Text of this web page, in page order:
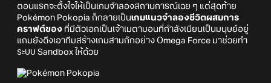
ตอนแรกจะตั้งใจให้เป็นเกมจำลองสถานการณ์เฉย ๆ แต่สุดท้าย
Pokémon Pokopia ก็กลายเป็นเกมแนวจำลองชีวิตผสมการ
คราฟต์ของ ที่มีตัวเอกเป็นเจ้าเมตามอนที่กำลังเนียนเป็นมนุษย์อยู่
แถมยังดึงเอาทีมสร้างเกมสามก๊กอย่าง Omega Force มาช่วยทำ
ระบบ Sandbox ให้ด้วย